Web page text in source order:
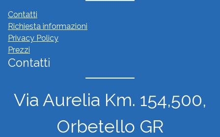
Contatti
Richiesta informazioni
Privacy Policy
Prezzi
Contatti
Via Aurelia Km. 154,500,
Orbetello GR